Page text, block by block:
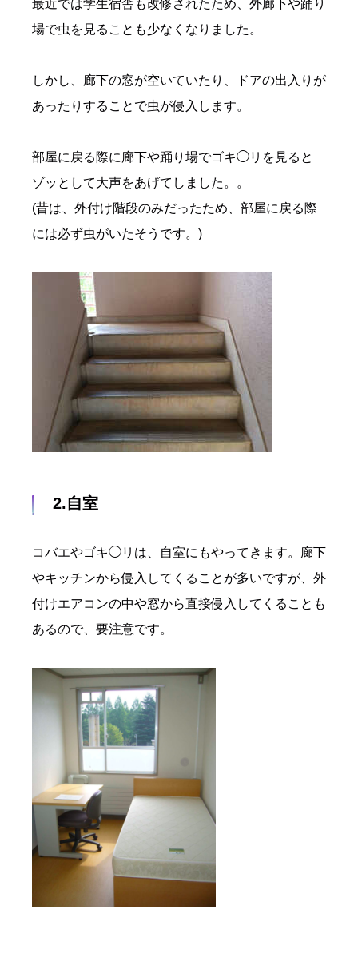
最近では学生宿舎も改修されたため、外廊下や踊り
場で虫を見ることも少なくなりました。
しかし、廊下の窓が空いていたり、ドアの出入りが
あったりすることで虫が侵入します。
部屋に戻る際に廊下や踊り場でゴキ◯リを見ると
ゾッとして大声をあげてしました。。
(昔は、外付け階段のみだったため、部屋に戻る際
には必ず虫がいたそうです。)
2.自室
コバエやゴキ◯リは、自室にもやってきます。廊下
やキッチンから侵入してくることが多いですが、外
付けエアコンの中や窓から直接侵入してくることも
あるので、要注意です。